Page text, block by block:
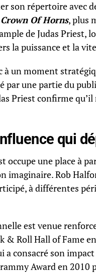
son répertoire avec
Crown Of Horns, plus
de Judas Priest,
la puissance et la
un moment
par une partie du
Priest confirme
qui
occupe une place à
imaginaire. Rob
à différentes
est venue
& Roll Hall of Fame
consacré son
Award en 2010